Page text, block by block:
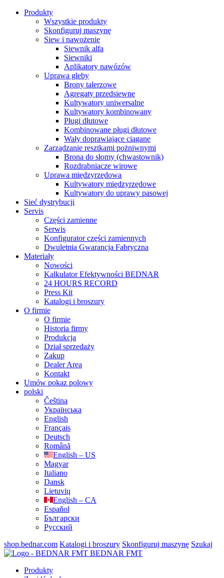
Produkty
Wszystkie produkty
Skonfiguruj maszynę
Siew i nawożenie
Siewnik alfa
Siewniki
Aplikatory nawózów
Uprawa gleby
Brony talerzowe
Agregaty przedsiewne
Kultywatory uniwersalne
Kultywatory kombinowany
Pługi dłutowe
Kombinowane pługi dłutowe
Wały doprawiające ciągane
Zarządzanie resztkami pożniwnymi
Brona do słomy (chwastownik)
Rozdrabniacze wirowe
Uprawa międzyrzędowa
Kultywatory międzyrzędowe
Kultywatory do uprawy pasowej
Sieć dystrybucji
Servis
Części zamienne
Serwis
Konfigurator części zamiennych
Dwuletnia Gwarancja Fabryczna
Materiały
Nowości
Kalkulator Efektywności BEDNAR
24 HOURS RECORD
Press Kit
Katalogi i broszury
O firmie
O firmie
Historia firmy
Produkcja
Dział sprzedaży
Zakup
Dealer Area
Kontakt
Umów pokaz polowy
polski
Čeština
Українська
English
Français
Deutsch
Română
English – US
Magyar
Italiano
Dansk
Lietuvių
English – CA
Español
Български
Русский
shop.bednar.com Katalogi i broszury Skonfiguruj maszynę Szukaj
BEDNAR FMT
Produkty